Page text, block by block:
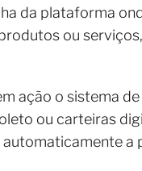
da plataforma
ou
ação o sistema
ou carteiras
a